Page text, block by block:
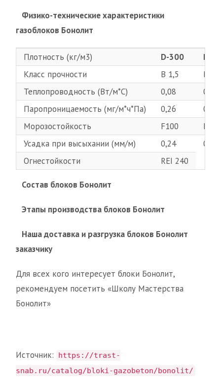
Физико-технические характеристики
газоблоков Бонолит
Плотность (кг/м3) D-300
D-
Класс прочности
B 1,5
В 2,5
Теплопроводность (Вт/м*С)
0,08
Паропроницаемость (мг/м*ч*Па)
0,26
0,23
Морозостойкость
F100
F100
Усадка при высыхании (мм/м)
0,24
0,24
Огнестойкости
REI 240
Состав блоков Бонолит
Этапы производства блоков Бонолит
Наша доставка и разгрузка блоков Бонолит
заказчику
Для всех кого интересует блоки Бонолит,
рекомендуем посетить «Школу Мастерства
Бонолит»
Источник:
https://trast-
snab.ru/catalog/bloki-gazobeton/bonolit/